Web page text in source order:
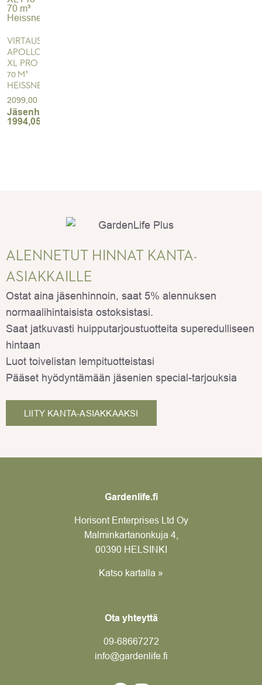
VIRTAUSSUODATIN
APOLLO
XL PRO
70 M³
HEISSNER
2099,00
Jäsenhinta:
1994,05
ALENNETUT HINNAT KANTA-
ASIAKKAILLE
Ostat aina jäsenhinnoin, saat 5% alennuksen
normaalihintaisista ostoksistasi.
Saat jatkuvasti huipputarjoustuotteita superedulliseen
hintaan
Luot toivelistan lempituotteistasi
Pääset hyödyntämään jäsenien special-tarjouksia
LIITY KANTA-ASIAKKAAKSI
Gardenlife.fi
Horisont Enterprises Ltd Oy
Malminkartanonkuja 4,
00390 HELSINKI
Katso kartalla »
Ota yhteyttä
09-68667272
info@gardenlife.fi